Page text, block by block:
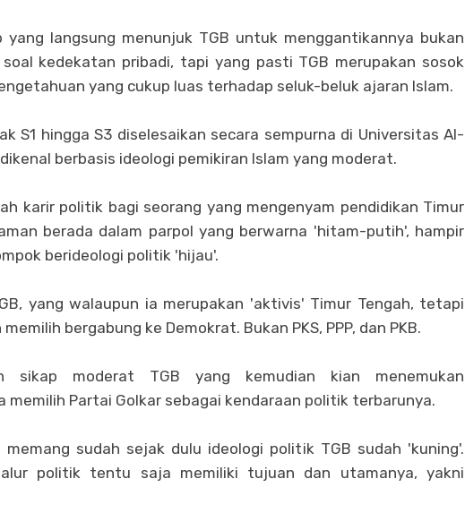
yang langsung menunjuk TGB untuk menggantikannya bukan
kedekatan pribadi, tapi yang pasti TGB merupakan sosok
yang cukup luas terhadap seluk-beluk ajaran Islam.
S1 hingga S3 diselesaikan secara sempurna di Universitas Al-
berbasis ideologi pemikiran Islam yang moderat.
karir politik bagi seorang yang mengenyam pendidikan Timur
berada dalam parpol yang berwarna 'hitam-putih', hampir
berideologi politik 'hijau'.
yang walaupun ia merupakan 'aktivis' Timur Tengah, tetapi
bergabung ke Demokrat. Bukan PKS, PPP, dan PKB.
sikap moderat TGB yang kemudian kian menemukan
memilih Partai Golkar sebagai kendaraan politik terbarunya.
sudah sejak dulu ideologi politik TGB sudah 'kuning'.
politik tentu saja memiliki tujuan dan utamanya, yakni